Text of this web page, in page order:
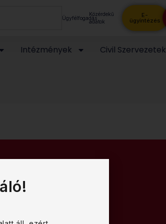
Ügyfélfogadás
Közérdekű
adatok
E-
ügyintézés
Intézmények Civil Szervezetek